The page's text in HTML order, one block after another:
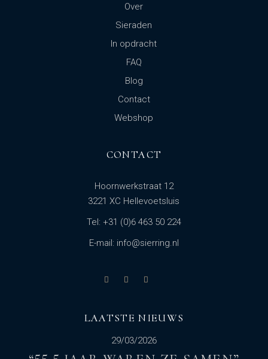
Over
Sieraden
In opdracht
FAQ
Blog
Contact
Webshop
CONTACT
Hoornwerkstraat 12
3221 XC Hellevoetsluis
Tel: +31 (0)6 463 50 224
E-mail: info@sierring.nl
LAATSTE NIEUWS
29/03/2026